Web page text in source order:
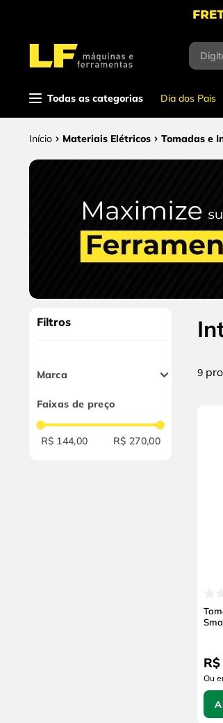
Digite
Todas as categorias Dia dos Pais
Materiais Elétricos Tomadas e
Filtros
Marca
Faixas de preço
R$ 144,00 R$ 270,00
9
R$
Ou
Termos mais
buscados
parafusadeira
serra circular
chave impacto